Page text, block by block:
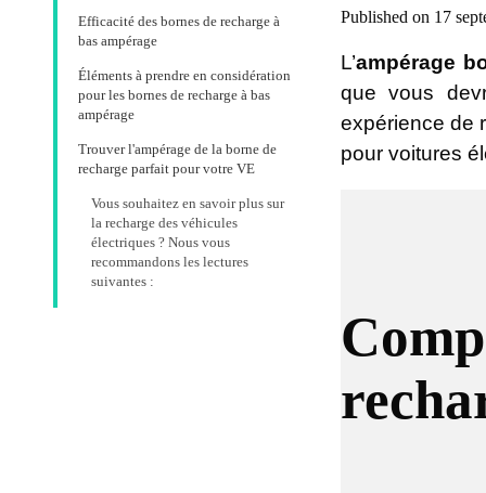
Efficacité des bornes de recharge à
bas ampérage
Éléments à prendre en considération
pour les bornes de recharge à bas
ampérage
Trouver l'ampérage de la borne de
recharge parfait pour votre VE
Vous souhaitez en savoir plus sur
la recharge des véhicules
électriques ? Nous vous
recommandons les lectures
suivantes :
Published on 17
L’ampérage
que vous
expérience de
pour voitures